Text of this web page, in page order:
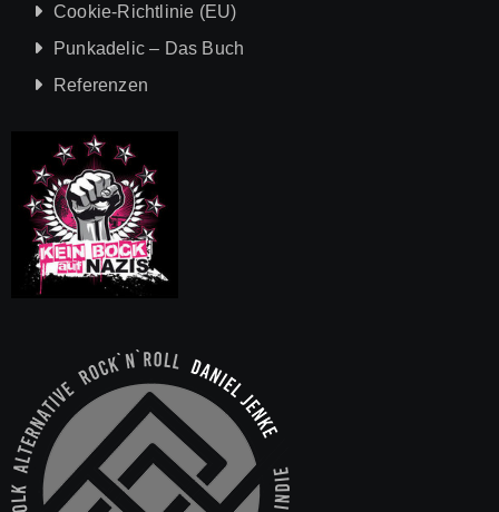
Cookie-Richtlinie (EU)
Punkadelic – Das Buch
Referenzen